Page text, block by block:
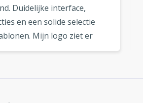
Duidelijke interface,
en een solide selectie
Mijn logo ziet er
waar ik het ook gebruik.